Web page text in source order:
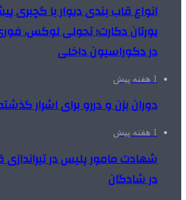
انواع قاب بندی دیوار با گچبری
یورتان دکارت؛ تحولی لوکس،
در دکوراسیون داخلی
1 هفته پیش
دوران بزن و دررو برای اشرار
1 هفته پیش
شهادت مامور پلیس در تیراندازی
در شادگان